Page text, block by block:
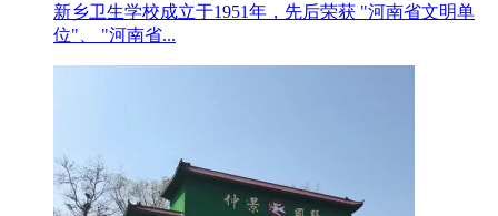
新乡卫生学校成立于1951年，先后荣获 "河南省文明单
位"、 "河南省...